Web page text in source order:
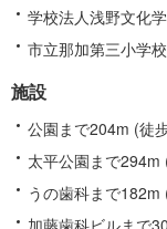
学校法人浅野文化
市立那加第三小学
施設
公園まで204m (徒
太平公園まで294m
うの歯科まで182m
加藤歯科ビルまで